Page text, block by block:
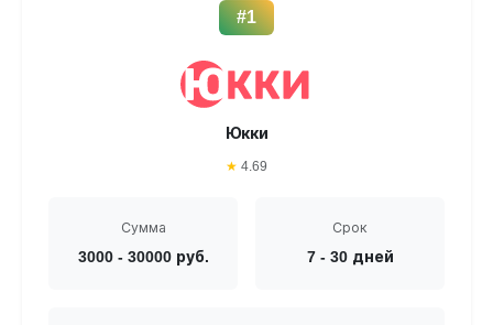
#1
Юкки
★ 4.69
Сумма
3000 - 30000 руб.
Срок
7 - 30 дней